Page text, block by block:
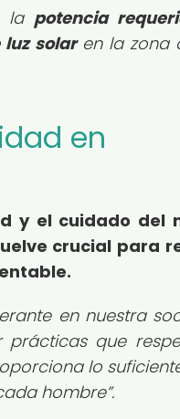
la potencia
solaren la zona
en
y el cuidado del
crucial para
en nuestra
prácticas que
lo
hombre .